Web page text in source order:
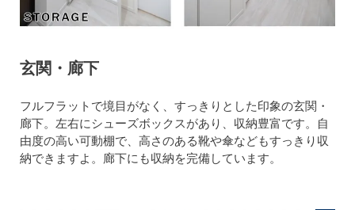
玄関・廊下
フルフラットで境目がなく、すっきりとした印象の玄関・
廊下。左右にシューズボックスがあり、収納豊富です。自
由度の高い可動棚で、高さのある靴や傘などもすっきり収
納できますよ。廊下にも収納を完備しています。